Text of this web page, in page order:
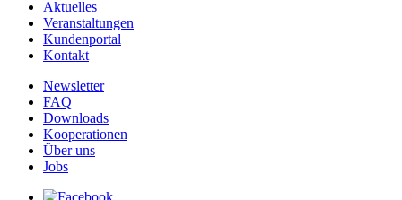
Aktuelles
Veranstaltungen
Kundenportal
Kontakt
Newsletter
FAQ
Downloads
Kooperationen
Über uns
Jobs